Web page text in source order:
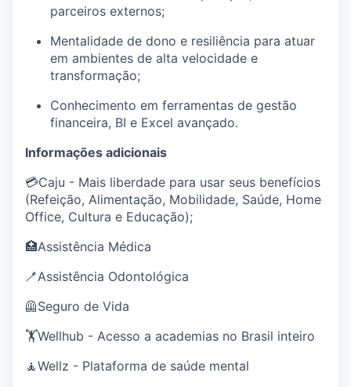
parceiros externos;
Mentalidade de dono e resiliência para atuar
em ambientes de alta velocidade e
transformação;
Conhecimento em ferramentas de gestão
financeira, BI e Excel avançado.
Informações adicionais
💳Caju - Mais liberdade para usar seus benefícios
(Refeição, Alimentação, Mobilidade, Saúde, Home
Office, Cultura e Educação);
🏥Assistência Médica
🪥Assistência Odontológica
🦺Seguro de Vida
🏋️Wellhub - Acesso a academias no Brasil inteiro
🧘Wellz - Plataforma de saúde mental